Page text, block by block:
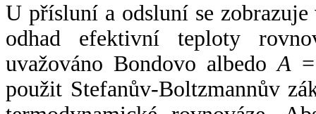
U přísluní a odsluní se
odhad efektivní teploty
uvažováno Bondovo albedoA
použit Stefanův-Boltzmannův